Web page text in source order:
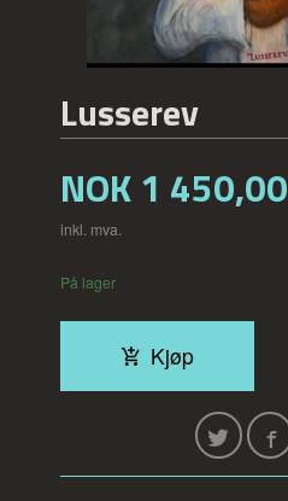
Lusserev
Pris
NOK1 450,00
inkl. mva.
På lager
Kjøp